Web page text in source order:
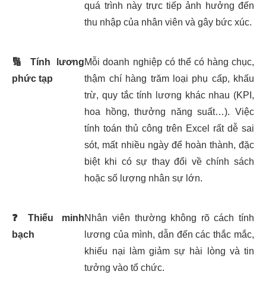
quá trình này trực tiếp ảnh hưởng đến
thu nhập của nhân viên và gây bức xúc.
🔢
Tính lương
phức tạp
Mỗi doanh nghiệp có thể có hàng chục,
thậm chí hàng trăm loại phụ cấp, khấu
trừ, quy tắc tính lương khác nhau (KPI,
hoa hồng, thưởng năng suất…). Việc
tính toán thủ công trên Excel rất dễ sai
sót, mất nhiều ngày để hoàn thành, đặc
biệt khi có sự thay đổi về chính sách
hoặc số lượng nhân sự lớn.
❓
Thiếu minh
bạch
Nhân viên thường không rõ cách tính
lương của mình, dẫn đến các thắc mắc,
khiếu nại làm giảm sự hài lòng và tin
tưởng vào tổ chức.